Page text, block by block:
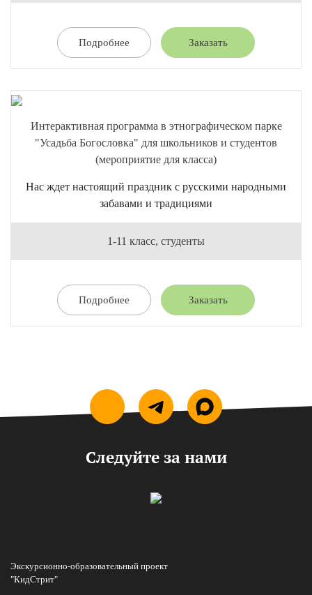
Подробнее Заказать
Интерактивная программа в этнографическом парке
"Усадьба Богословка" для школьников и студентов
(мероприятие для класса)
Нас ждет настоящий праздник с русскими народными
забавами и традициями
1-11 класс, студенты
Подробнее Заказать
Следуйте за нами
Экскурсионно-образовательный проект
"КидСтрит"